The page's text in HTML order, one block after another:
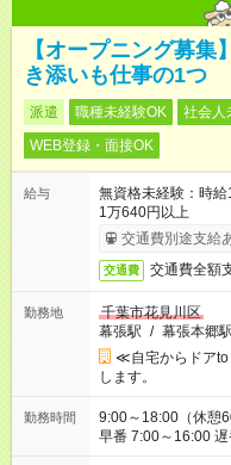
【オープニング募
き添いも仕事の1つ
派遣 職種未経験OK 社会人
WEB登録・面接OK
給与
無資格未経験：時
1万640円以上
交通費別途支給
交通費 交通費全額
勤務地
千葉市花見川区
幕張駅 / 幕張本郷駅
≪自宅からドア
します。
勤務時間
9:00～18:00（休憩60分） ■ご希望があれば下記
早番 7:00～16:00 遅番 10:00～
い」 「余裕を持っ